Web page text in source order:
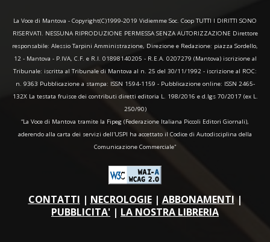
La Voce di Mantova - Copyright(C)1999-2019 Vidiemme Soc. Coop TUTTI I DIRITTI SONO
RISERVATI. NESSUNA RIPRODUZIONE PERMESSA SENZA AUTORIZZAZIONE Direttore
responsabile: Alessio Tarpini Amministrazione, Direzione e Redazione: piazza Sordello,
12 - Mantova - P.IVA, C.F. e R.I. 01898140205 - R.E.A. 0207279 (Mantova) iscrizione al
Tribunale: iscritta al Tribunale di Mantova al n. 25 del 30/11/1992 - iscrizione al ROC:
n. 9363 Pubblicazione a stampa: ISSN 1594-1159 - Pubblicazione online: ISSN 2465-
132X La testata fruisce dei contributi diretti editoria L. 198/2016 e d.lgs 70/2017 (ex L.
250/90)
“La Voce di Mantova tramite la Fipeg (Federazione Italiana Piccoli Editori Giornali),
aderendo alla carta dei servizi dell'USPI ha accettato il Codice di Autodisciplina della
Comunicazione Commerciale"
CONTATTI | NECROLOGIE| ABBONAMENTI |
PUBBLICITA' | LA NOSTRA LIBRERIA